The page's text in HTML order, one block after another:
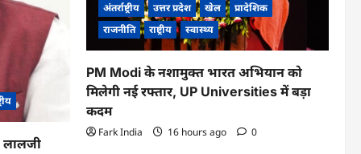
लालजी
अंतर्राष्ट्रीय उत्तर प्रदेश खेल
प्रादेशिक
राजनीति
राष्ट्रीय स्वास्थ्य
PM Modi के नशामुक्त भारत अभियान को
मिलेगी नई रफ्तार, UP Universities में बड़ा
कदम
Fark India 16 hours ago 0